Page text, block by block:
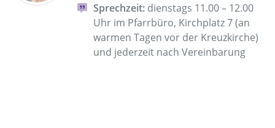
Sprechzeit: dienstags 11.00 – 12.00
Uhr im Pfarrbüro, Kirchplatz 7 (an
warmen Tagen vor der Kreuzkirche)
und jederzeit nach Vereinbarung